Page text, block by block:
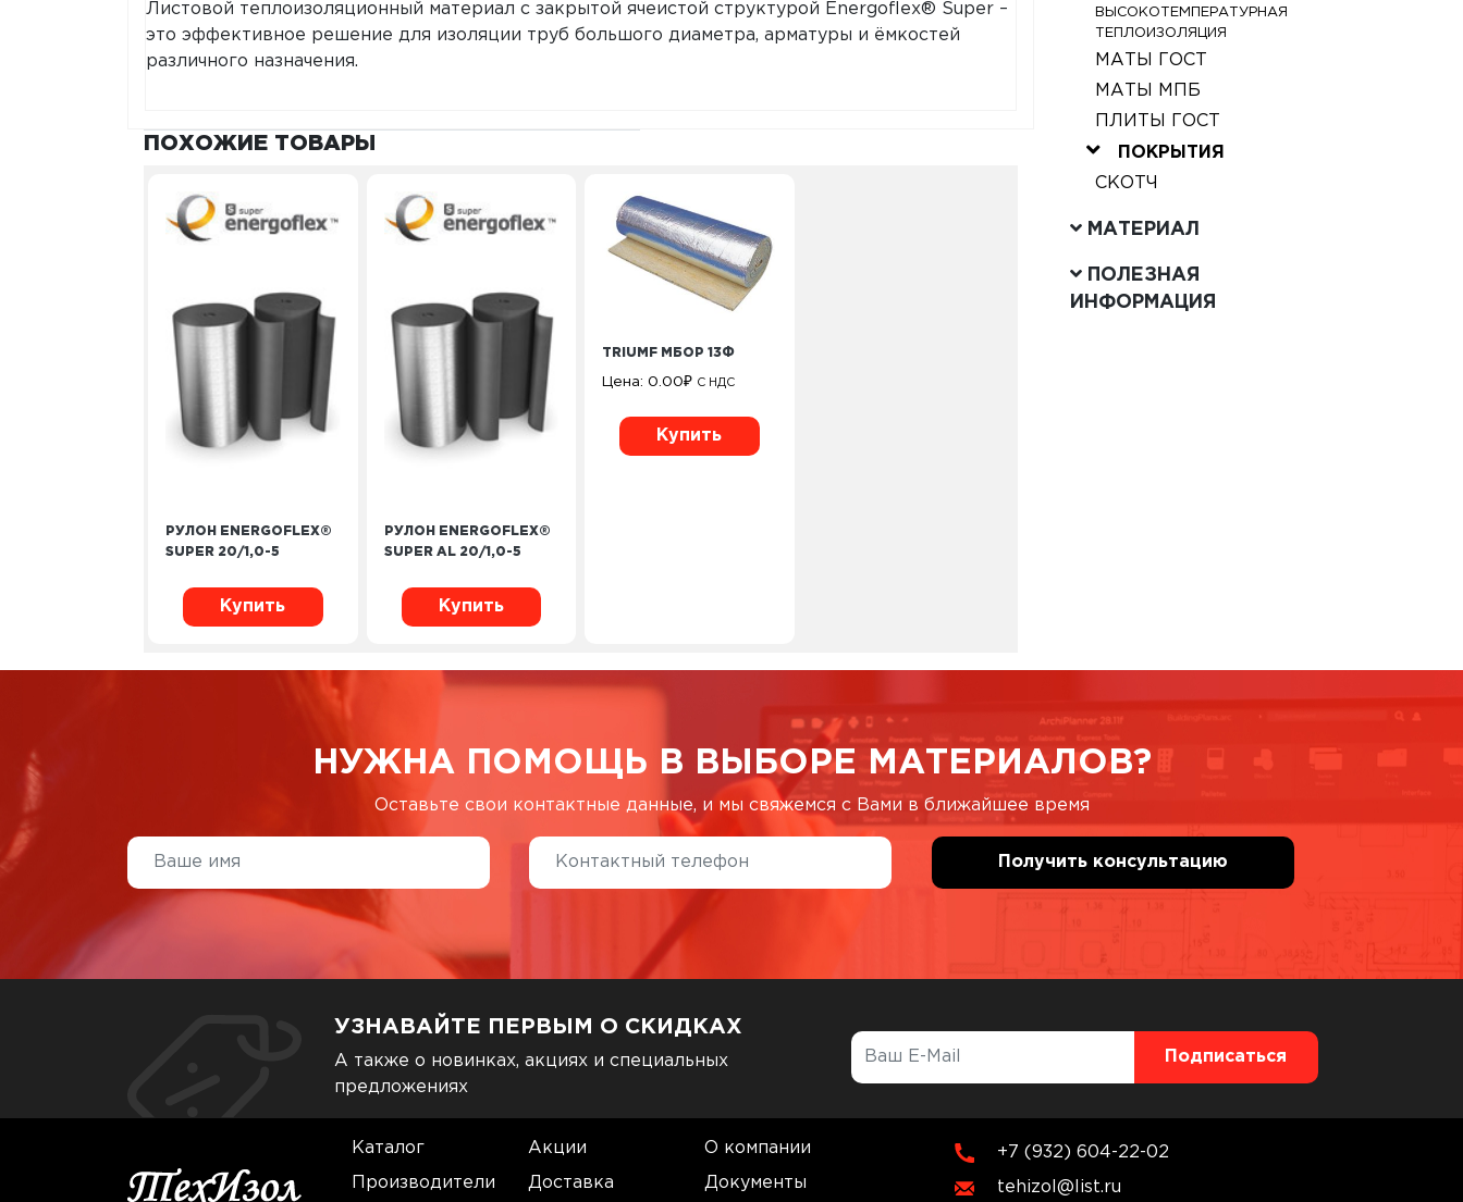
Листовой теплоизоляционный материал с закрытой ячеистой структурой Energoflex® Super –
это эффективное решение для изоляции труб большого диаметра, арматуры и ёмкостей
различного назначения.
ПОХОЖИЕ ТОВАРЫ
РУЛОН ENERGOFLEX®
SUPER 20/1,0-5
Купить
РУЛОН ENERGOFLEX®
SUPER AL 20/1,0-5
Купить
TRIUMF МБОР 13Ф
Цена:0.00₽ С НДС
Купить
ВЫСОКОТЕМПЕРАТУРНАЯ
ТЕПЛОИЗОЛЯЦИЯ
МАТЫ ГОСТ
МАТЫ МПБ
ПЛИТЫ ГОСТ
ПОКРЫТИЯ
СКОТЧ
МАТЕРИАЛ
ПОЛЕЗНАЯ
ИНФОРМАЦИЯ
НУЖНА ПОМОЩЬ В ВЫБОРЕ МАТЕРИАЛОВ?
Оставьте свои контактные данные, и мы свяжемся с Вами в ближайшее время
УЗНАВАЙТЕ ПЕРВЫМ О СКИДКАХ
А также о новинках, акциях и специальных
предложениях
Каталог Акции О компании
Производители Доставка Документы
+7 (932) 604-22-02
tehizol@list.ru